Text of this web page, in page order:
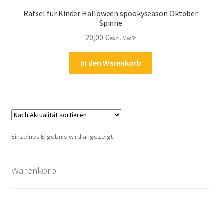
Impressum
Mein Konto
Über Rätselkind
Rätsel für Kinder Halloween spookyseason Oktober
Spinne
20,00 € excl. MwSt
In den Warenkorb
Einzelnes Ergebnis wird angezeigt
Warenkorb